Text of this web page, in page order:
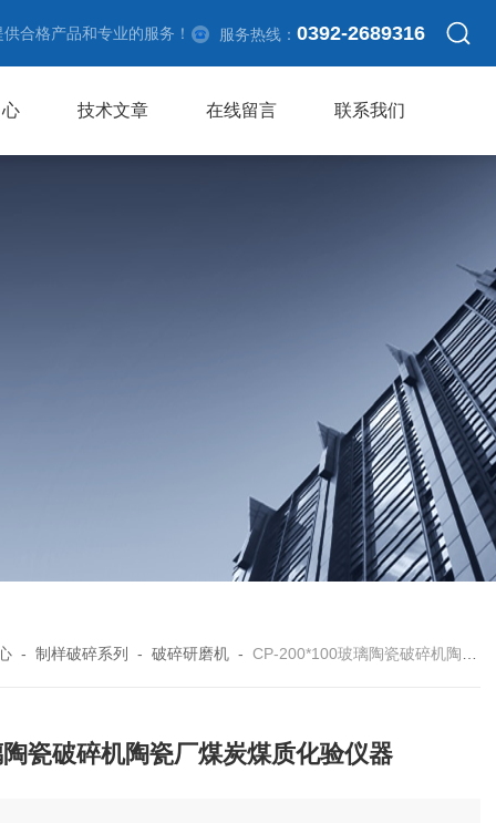
合格产品和专业的服务！ 服务热线： 0392-2689316
技术文章 在线留言 联系我们
-制样破碎系列 -破碎研磨机 -CP-200*100玻璃陶瓷破碎机陶瓷厂煤炭煤质化验仪器
瓷破碎机陶瓷厂煤炭煤质化验仪器